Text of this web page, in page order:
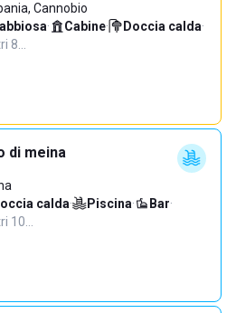
Cannobio
· Cabine· Doccia calda·
8…
di meina
calda· Piscina· Bar·
10…